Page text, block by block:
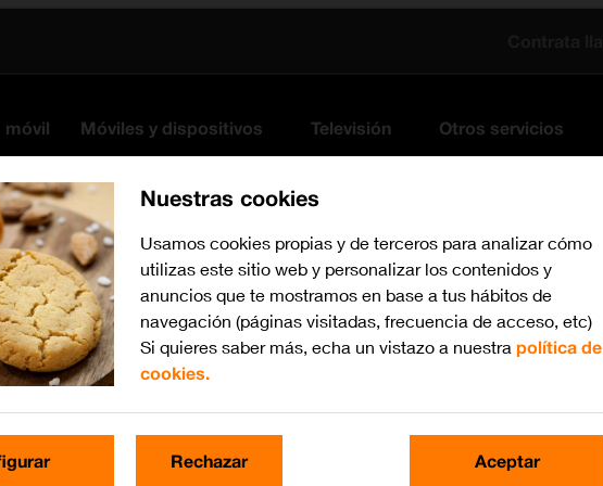
móvil Móviles y dispositivos Televisión Otros servicios
Nuestras cookies
Usamos cookies propias y de terceros para analizar cómo
utilizas este sitio web y personalizar los contenidos y
anuncios que te mostramos en base a tus hábitos de
navegación (páginas visitadas, frecuencia de acceso, etc)
Si quieres saber más, echa un vistazo a nuestra política de
cookies.
Rechazar Aceptar